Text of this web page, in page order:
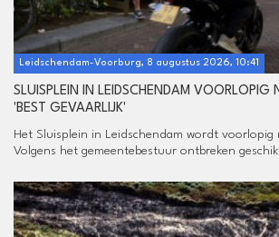
Leidschendam-Voorburg, 8 augustus 2026, 10:41
SLUISPLEIN IN LEIDSCHENDAM VOORLOPIG
'BEST GEVAARLIJK'
Het Sluisplein in Leidschendam wordt voorlopig
Volgens het gemeentebestuur ontbreken